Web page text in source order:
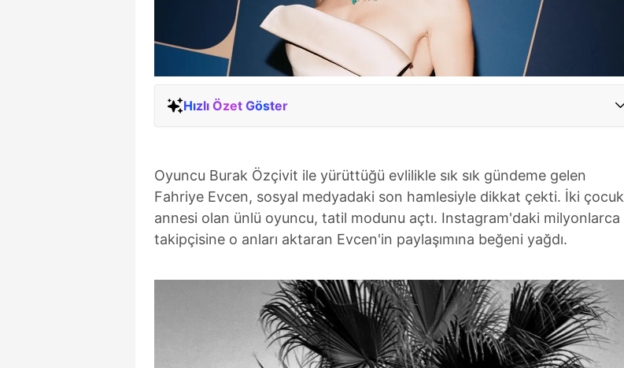
Hızlı Özet Göster
Oyuncu Burak Özçivit ile yürüttüğü evlilikle sık sık gündeme gelen
Fahriye Evcen, sosyal medyadaki son hamlesiyle dikkat çekti. İki çocuk
annesi olan ünlü oyuncu, tatil modunu açtı. Instagram'daki milyonlarca
takipçisine o anları aktaran Evcen'in paylaşımına beğeni yağdı.